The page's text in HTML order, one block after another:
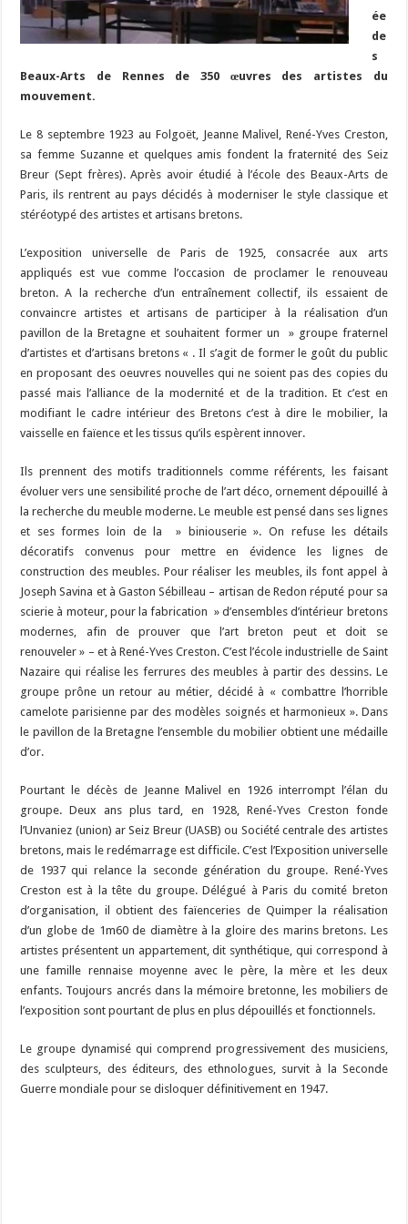
ée
de
s
Beaux-Arts de Rennes de 350 œuvres des artistes du
mouvement.
Le 8 septembre 1923 au Folgoët, Jeanne Malivel, René-Yves Creston,
sa femme Suzanne et quelques amis fondent la fraternité des Seiz
Breur (Sept frères). Après avoir étudié à l’école des Beaux-Arts de
Paris, ils rentrent au pays décidés à moderniser le style classique et
stéréotypé des artistes et artisans bretons.
L’exposition universelle de Paris de 1925, consacrée aux arts
appliqués est vue comme l’occasion de proclamer le renouveau
breton. A la recherche d’un entraînement collectif, ils essaient de
convaincre artistes et artisans de participer à la réalisation d’un
pavillon de la Bretagne et souhaitent former un » groupe fraternel
d’artistes et d’artisans bretons « . Il s’agit de former le goût du public
en proposant des oeuvres nouvelles qui ne soient pas des copies du
passé mais l’alliance de la modernité et de la tradition. Et c’est en
modifiant le cadre intérieur des Bretons c’est à dire le mobilier, la
vaisselle en faïence et les tissus qu’ils espèrent innover.
Ils prennent des motifs traditionnels comme référents, les faisant
évoluer vers une sensibilité proche de l’art déco, ornement dépouillé à
la recherche du meuble moderne. Le meuble est pensé dans ses lignes
et ses formes loin de la » biniouserie ». On refuse les détails
décoratifs convenus pour mettre en évidence les lignes de
construction des meubles. Pour réaliser les meubles, ils font appel à
Joseph Savina et à Gaston Sébilleau – artisan de Redon réputé pour sa
scierie à moteur, pour la fabrication » d’ensembles d’intérieur bretons
modernes, afin de prouver que l’art breton peut et doit se
renouveler » – et à René-Yves Creston. C’est l’école industrielle de Saint
Nazaire qui réalise les ferrures des meubles à partir des dessins. Le
groupe prône un retour au métier, décidé à « combattre l’horrible
camelote parisienne par des modèles soignés et harmonieux ». Dans
le pavillon de la Bretagne l’ensemble du mobilier obtient une médaille
d’or.
Pourtant le décès de Jeanne Malivel en 1926 interrompt l’élan du
groupe. Deux ans plus tard, en 1928, René-Yves Creston fonde
l’Unvaniez (union) ar Seiz Breur (UASB) ou Société centrale des artistes
bretons, mais le redémarrage est difficile. C’est l’Exposition universelle
de 1937 qui relance la seconde génération du groupe. René-Yves
Creston est à la tête du groupe. Délégué à Paris du comité breton
d’organisation, il obtient des faïenceries de Quimper la réalisation
d’un globe de 1m60 de diamètre à la gloire des marins bretons. Les
artistes présentent un appartement, dit synthétique, qui correspond à
une famille rennaise moyenne avec le père, la mère et les deux
enfants. Toujours ancrés dans la mémoire bretonne, les mobiliers de
l’exposition sont pourtant de plus en plus dépouillés et fonctionnels.
Le groupe dynamisé qui comprend progressivement des musiciens,
des sculpteurs, des éditeurs, des ethnologues, survit à la Seconde
Guerre mondiale pour se disloquer définitivement en 1947.